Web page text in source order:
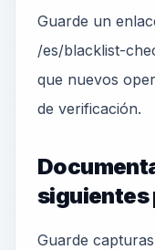
Guarde un
/es/blacklist-
que nuevos
de verificación.
siguientes
Guarde